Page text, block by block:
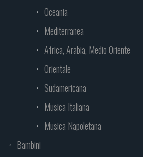
Oceania
Mediterranea
Africa, Arabia, Medio Oriente
Orientale
Sudamericana
Musica Italiana
Musica Napoletana
Bambini